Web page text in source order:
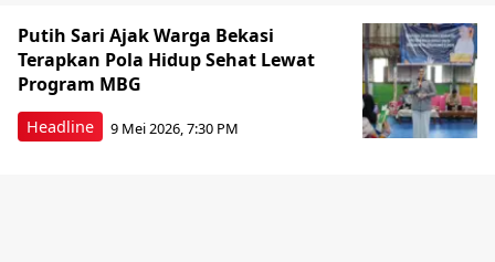
Headline
Putih Sari Ajak Warga Bekasi
Terapkan Pola Hidup Sehat Lewat
Program MBG
9 Mei 2026, 7:30 PM